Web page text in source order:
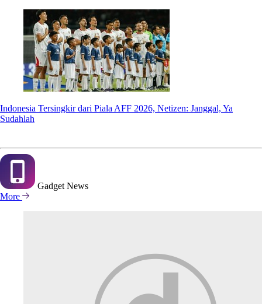
Indonesia Tersingkir dari Piala AFF 2026, Netizen: Janggal, Ya
Sudahlah
Gadget News
More